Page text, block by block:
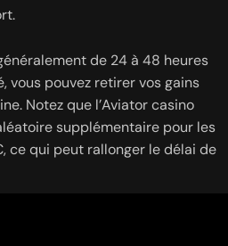
de 24 à 48 heures
vous pouvez retirer vos gains
Notez que l’Aviator casino
supplémentaire pour les
ce qui peut rallonger le délai de